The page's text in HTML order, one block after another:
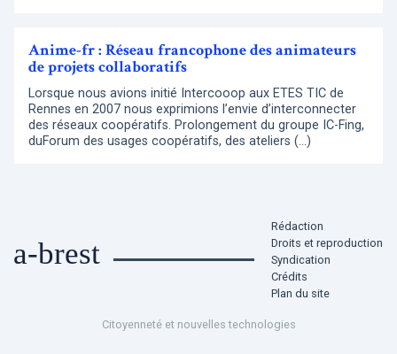
Anime-fr : Réseau francophone des animateurs
de projets collaboratifs
Lorsque nous avions initié Intercooop aux ETES TIC de
Rennes en 2007 nous exprimions l’envie d’interconnecter
des réseaux coopératifs. Prolongement du groupe IC-Fing,
duForum des usages coopératifs, des ateliers (…)
a-brest
Rédaction
Droits et reproduction
Syndication
Crédits
Plan du site
Citoyenneté et nouvelles technologies